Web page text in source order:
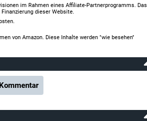
im Rahmen eines Affiliate-Partnerprogramms. Das
dieser Website.
von Amazon. Diese Inhalte werden "wie besehen"